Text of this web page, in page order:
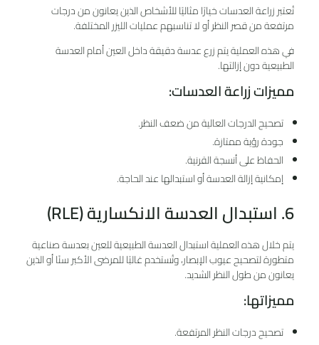
تُعتبر زراعة العدسات خيارًا مثاليًا للأشخاص الذين يعانون من درجات
مرتفعة من قصر النظر أو لا تناسبهم عمليات الليزر المختلفة.
في هذه العملية يتم زرع عدسة دقيقة داخل العين أمام العدسة
الطبيعية دون إزالتها.
مميزات زراعة العدسات:
تصحيح الدرجات العالية من ضعف النظر.
جودة رؤية ممتازة.
الحفاظ على أنسجة القرنية.
إمكانية إزالة العدسة أو استبدالها عند الحاجة.
6. استبدال العدسة الانكسارية (RLE)
يتم خلال هذه العملية استبدال العدسة الطبيعية للعين بعدسة صناعية
متطورة لتصحيح عيوب الإبصار، وتُستخدم غالبًا للمرضى الأكبر سنًا أو الذين
يعانون من طول النظر الشديد.
مميزاتها:
تصحيح درجات النظر المرتفعة.